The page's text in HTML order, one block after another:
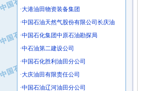
·成都长江水处理设备有限公司
·中国石化镇海炼化分公司
·济南柴油机股份有限公司
·上海科瑞曼士德电源系统集成有限公
·东方合金铸造厂
·保定北奥石油物探特种车辆制造有限
·大港油田物资装备集团
·中国石油天然气股份有限公司长庆油
·中国石化集团中原石油勘探局
·中石油第二建设公司
·中国石化胜利油田分公司
·大庆油田有限责任公司
·中国石油辽河油田分公司